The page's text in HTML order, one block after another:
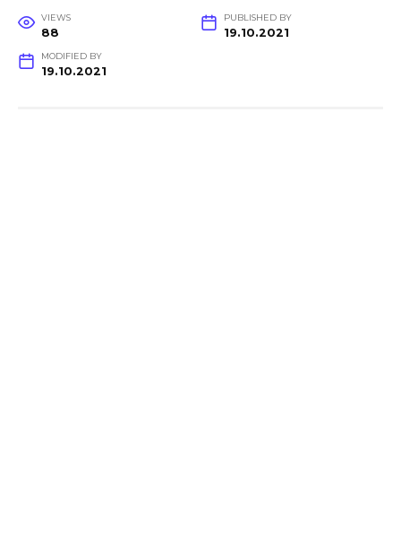
VIEWS
88
PUBLISHED BY
19.10.2021
MODIFIED BY
19.10.2021